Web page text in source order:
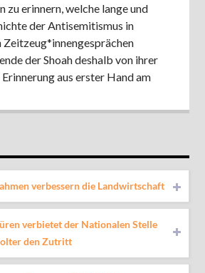
zu erinnern, welche lange und
der Antisemitismus in
Zeitzeug*innengesprächen
der Shoah deshalb von ihrer
aus erster Hand am
verbessern die Landwirtschaft
verbietet der Nationalen Stelle
den Zutritt